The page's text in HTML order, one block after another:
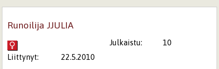
Runoilija JJULIA
Julkaistu:
10
Liittynyt:
22.5.2010